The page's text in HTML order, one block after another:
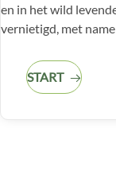
en in het wild
vernietigd, met
START